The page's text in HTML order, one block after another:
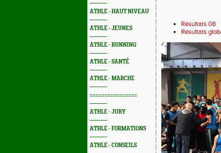
ATHLE - HAUT NIVEAU
ATHLE - JEUNES
ATHLE - RUNNING
ATHLE - SANTÉ
ATHLE - MARCHE
================
ATHLE - JURY
ATHLE - FORMATIONS
ATHLE - CONSEILS
Résultats 08
Résultats